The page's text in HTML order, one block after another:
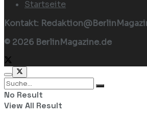
Startseite
Kontakt:
© 2026 BerlinMagazine.de
No Result
View All Result